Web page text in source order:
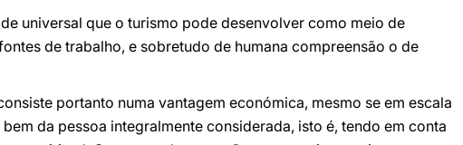
universal que o turismo pode desenvolver como meio de
de trabalho, e sobretudo de humana compreensão o de
portanto numa vantagem económica, mesmo se em escala
da pessoa integralmente considerada, isto é, tendo em conta